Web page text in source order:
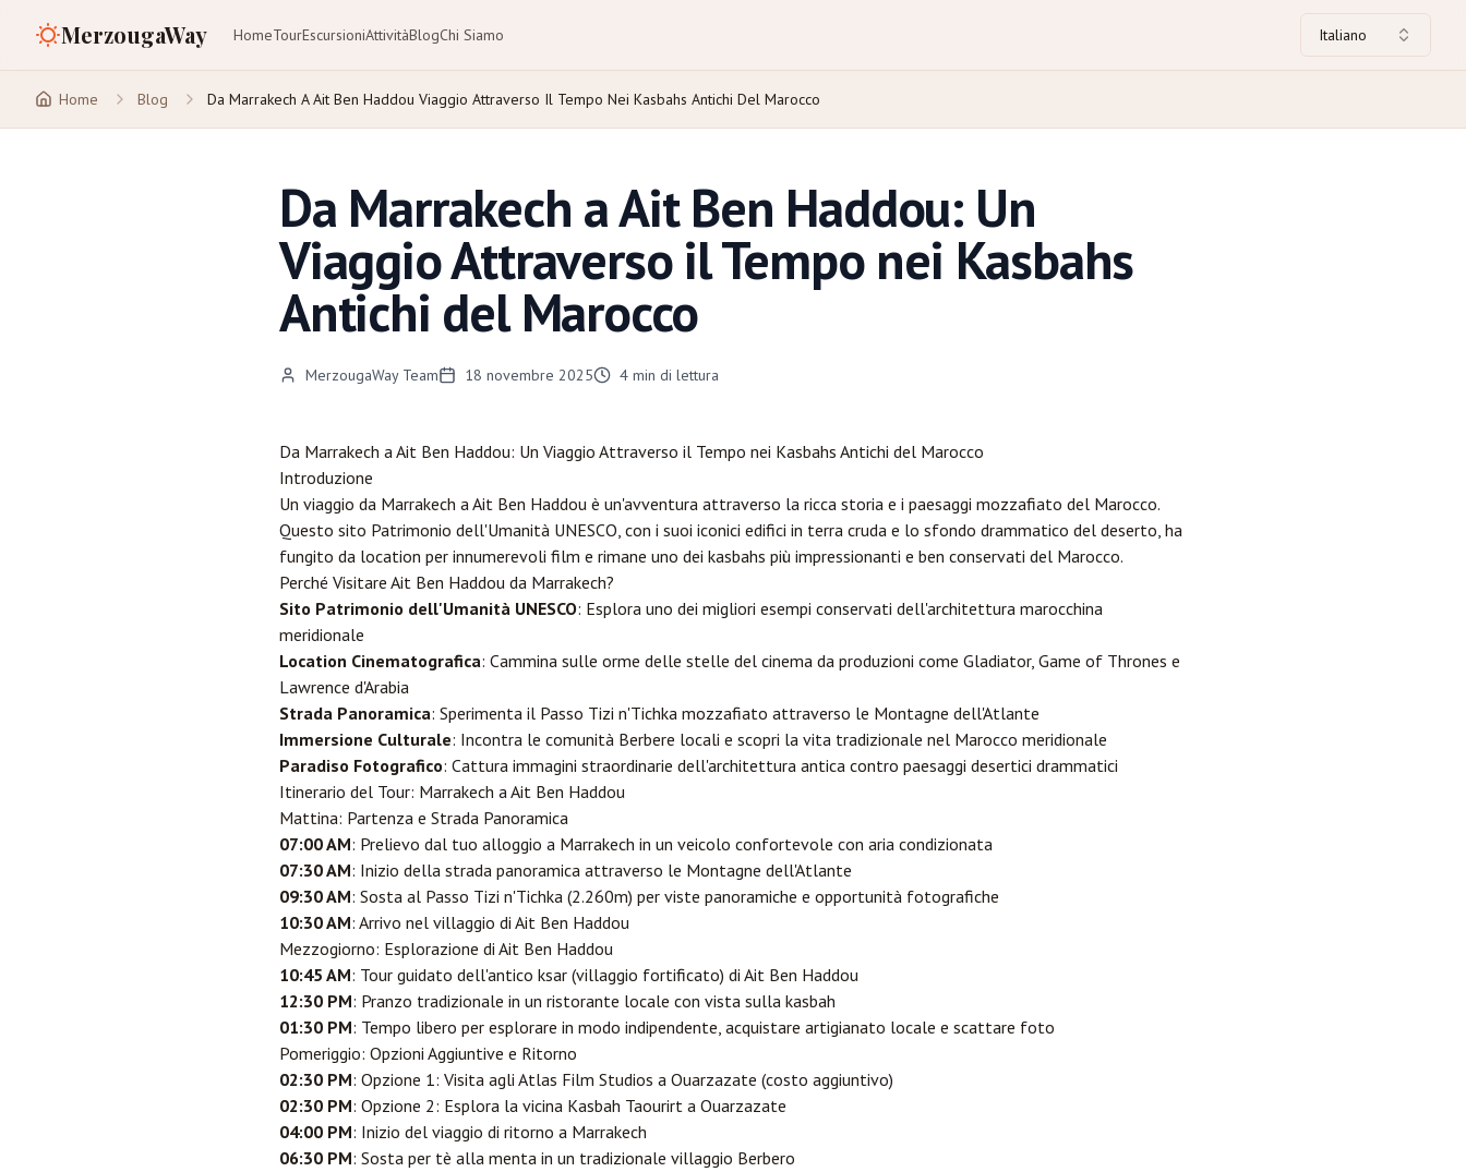
MerzougaWay HomeTourEscursioniAttivitàBlogChi Siamo Italiano
Home Blog Da Marrakech A Ait Ben Haddou Viaggio Attraverso Il Tempo Nei Kasbahs Antichi Del Marocco
Da Marrakech a Ait Ben Haddou: Un
Viaggio Attraverso il Tempo nei Kasbahs
Antichi del Marocco
MerzougaWay Team 18 novembre 2025 4 min di lettura
Da Marrakech a Ait Ben Haddou: Un Viaggio Attraverso il Tempo nei Kasbahs Antichi del Marocco
Introduzione
Un viaggio da Marrakech a Ait Ben Haddou è un'avventura attraverso la ricca storia e i paesaggi mozzafiato del Marocco.
Questo sito Patrimonio dell'Umanità UNESCO, con i suoi iconici edifici in terra cruda e lo sfondo drammatico del deserto, ha
fungito da location per innumerevoli film e rimane uno dei kasbahs più impressionanti e ben conservati del Marocco.
Perché Visitare Ait Ben Haddou da Marrakech?
Sito Patrimonio dell'Umanità UNESCO: Esplora uno dei migliori esempi conservati dell'architettura marocchina
meridionale
Location Cinematografica: Cammina sulle orme delle stelle del cinema da produzioni come Gladiator, Game of Thrones e
Lawrence d'Arabia
Strada Panoramica: Sperimenta il Passo Tizi n'Tichka mozzafiato attraverso le Montagne dell'Atlante
Immersione Culturale: Incontra le comunità Berbere locali e scopri la vita tradizionale nel Marocco meridionale
Paradiso Fotografico: Cattura immagini straordinarie dell'architettura antica contro paesaggi desertici drammatici
Itinerario del Tour: Marrakech a Ait Ben Haddou
Mattina: Partenza e Strada Panoramica
07:00 AM: Prelievo dal tuo alloggio a Marrakech in un veicolo confortevole con aria condizionata
07:30 AM: Inizio della strada panoramica attraverso le Montagne dell'Atlante
09:30 AM: Sosta al Passo Tizi n'Tichka (2.260m) per viste panoramiche e opportunità fotografiche
10:30 AM: Arrivo nel villaggio di Ait Ben Haddou
Mezzogiorno: Esplorazione di Ait Ben Haddou
10:45 AM: Tour guidato dell'antico ksar (villaggio fortificato) di Ait Ben Haddou
12:30 PM: Pranzo tradizionale in un ristorante locale con vista sulla kasbah
01:30 PM: Tempo libero per esplorare in modo indipendente, acquistare artigianato locale e scattare foto
Pomeriggio: Opzioni Aggiuntive e Ritorno
02:30 PM: Opzione 1: Visita agli Atlas Film Studios a Ouarzazate (costo aggiuntivo)
02:30 PM: Opzione 2: Esplora la vicina Kasbah Taourirt a Ouarzazate
04:00 PM: Inizio del viaggio di ritorno a Marrakech
06:30 PM: Sosta per tè alla menta in un tradizionale villaggio Berbero